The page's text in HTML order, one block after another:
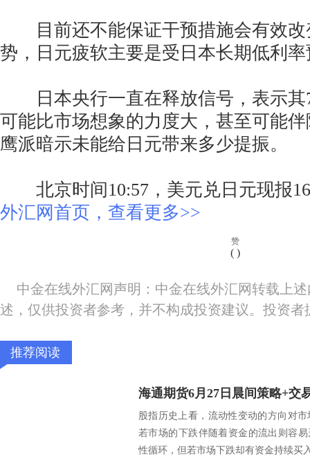
目前还不能保证干预措施会有效改
势，日元疲软主要是受日本长期低利
日本央行一直在释放信号，表示其
可能比市场想象的力度大，甚至可能
鹰派暗示未能给日元带来多少提振。
北京时间10:57，美元兑日元现报
外汇网首页，查看更多>>
赞
( )
中金在线外汇网声明：中金在线外汇网转载上
述，仅供投资者参考，并不构成投资建议。投资
推荐阅读
海通期货6月27日晨间策略+交
股指历史上看，流动性变动的方向对
若市场的下跌伴随着资金的流出则容
性循环，但若市场下跌却有资金持续买